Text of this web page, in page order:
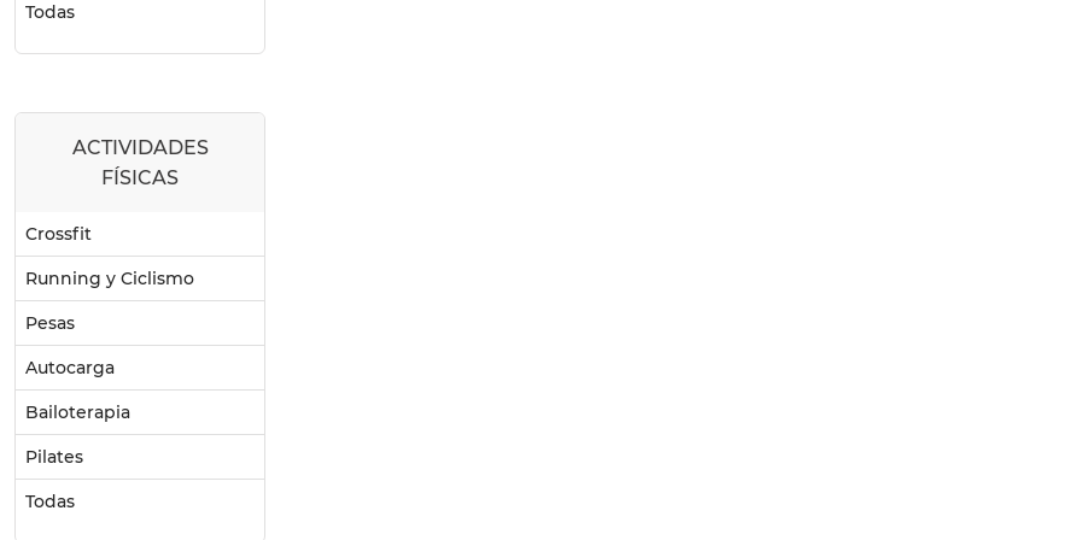
Todas
ACTIVIDADES
FÍSICAS
Crossfit
Running y Ciclismo
Pesas
Autocarga
Bailoterapia
Pilates
Todas